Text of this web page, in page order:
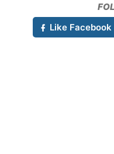
Like Facebook